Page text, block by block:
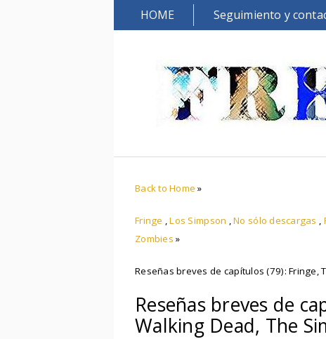
HOME Seguimiento y
Back to Home »
Fringe ,Los Simpson ,No sólo descargas ,
Zombies »
Reseñas breves de capítulos (79): Fringe,
Reseñas breves de
Walking Dead, The